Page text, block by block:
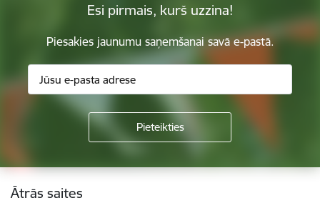
Esi pirmais, kurš uzzina!
Piesakies jaunumu saņemšanai savā e-pastā.
Kājene
Ātrās saites